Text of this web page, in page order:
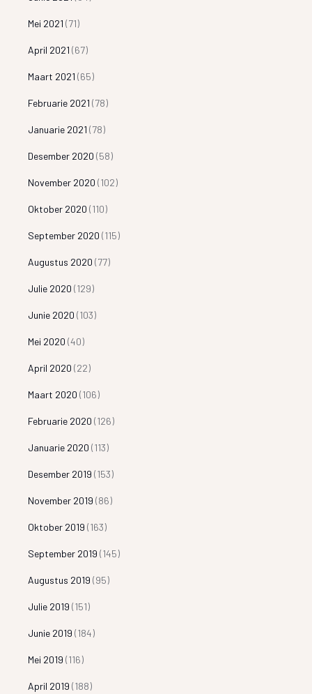
Mei 2021 (71)
April 2021 (67)
Maart 2021 (65)
Februarie 2021 (78)
Januarie 2021 (78)
Desember 2020 (58)
November 2020 (102)
Oktober 2020 (110)
September 2020 (115)
Augustus 2020 (77)
Julie 2020 (129)
Junie 2020 (103)
Mei 2020 (40)
April 2020 (22)
Maart 2020 (106)
Februarie 2020 (126)
Januarie 2020 (113)
Desember 2019 (153)
November 2019 (86)
Oktober 2019 (163)
September 2019 (145)
Augustus 2019 (95)
Julie 2019 (151)
Junie 2019 (184)
Mei 2019 (116)
April 2019 (188)